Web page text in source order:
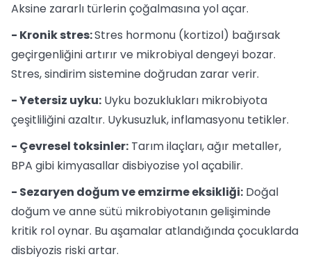
Aksine zararlı türlerin çoğalmasına yol açar.
- Kronik stres:Stres hormonu (kortizol) bağırsak
geçirgenliğini artırır ve mikrobiyal dengeyi bozar.
Stres, sindirim sistemine doğrudan zarar verir.
- Yetersiz uyku: Uyku bozuklukları mikrobiyota
çeşitliliğini azaltır. Uykusuzluk, inflamasyonu tetikler.
- Çevresel toksinler: Tarım ilaçları, ağır metaller,
BPA gibi kimyasallar disbiyozise yol açabilir.
- Sezaryen doğum ve emzirme eksikliği: Doğal
doğum ve anne sütü mikrobiyotanın gelişiminde
kritik rol oynar. Bu aşamalar atlandığında çocuklarda
disbiyozis riski artar.